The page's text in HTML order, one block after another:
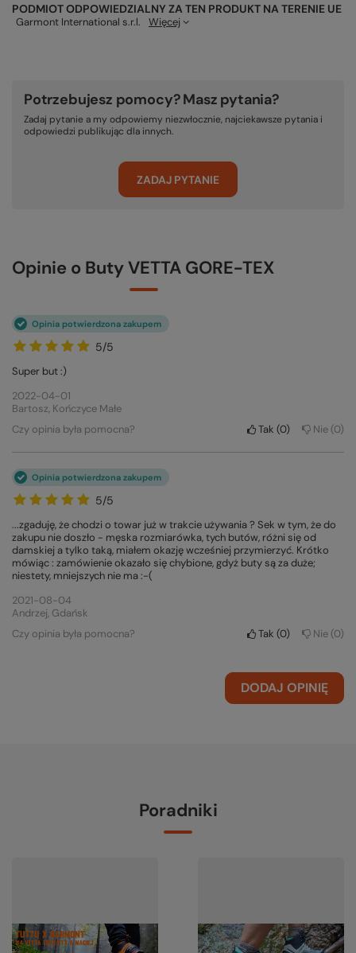
PODMIOT ODPOWIEDZIALNY ZA TEN PRODUKT NA TERENIE UE
Garmont International s.r.l. Więcej
Potrzebujesz pomocy? Masz pytania?
Zadaj pytanie a my odpowiemy niezwłocznie, najciekawsze pytania i
odpowiedzi publikując dla innych.
ZADAJ PYTANIE
Opinie o Buty VETTA GORE-TEX
5/5
Opinia potwierdzona zakupem
Super but :)
2022-04-01
Bartosz, Kończyce Małe
Czy opinia była pomocna?
Tak 0 Nie 0
5/5
Opinia potwierdzona zakupem
...zgaduję, że chodzi o towar już w trakcie używania ? Sek w tym, że do
zakupu nie doszło - męska rozmiarówka, tych butów, różni się od
damskiej a tylko taką, miałem okazję wcześniej przymierzyć. Krótko
mówiąc : zamówienie okazało się chybione, gdyż buty są za duże;
niestety, mniejszych nie ma :-(
2021-08-04
Andrzej, Gdańsk
Czy opinia była pomocna?
Tak 0 Nie 0
DODAJ OPINIĘ
Poradniki